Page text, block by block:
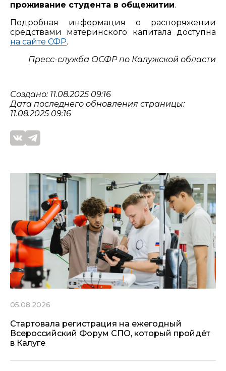
проживание студента в общежитии.
Подробная информация о распоряжении
средствами материнского капитала доступна
на сайте СФР.
Пресс-служба ОСФР по Калужской области
Создано: 11.08.2025 09:16
Дата последнего обновления страницы:
11.08.2025 09:16
05.08.2026
Стартовала регистрация на ежегодный
Всероссийский Форум СПО, который пройдёт
в Калуге